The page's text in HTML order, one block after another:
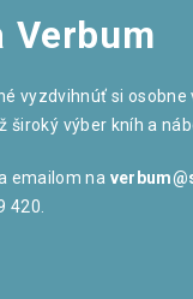
Verbum
vyzdvihnúť si
široký výber kníh a
emailom na
420.